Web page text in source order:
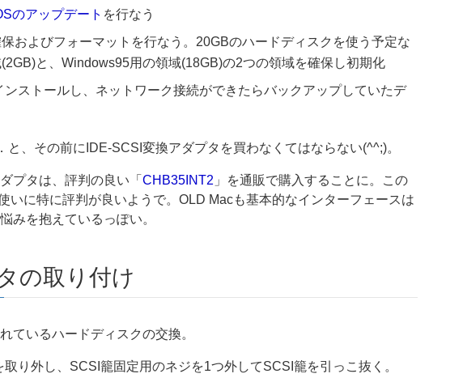
のアップデート を行なう
およびフォーマットを行なう。20GBのハードディスクを使う予定な
と、Windows95用の領域(18GB)の2つの領域を確保し初期化
ストールし、ネットワーク接続ができたらバックアップしていたデ
と、その前にIDE-SCSI変換アダプタを買わなくてはならない(^^;)。
プタは、評判の良い「 CHB35INT2 」を通販で購入することに。この
いに特に評判が良いようで。OLD Macも基本的なインターフェースは
みを抱えているっぽい。
の取り付け
ているハードディスクの交換。
り外し、SCSI籠固定用のネジを1つ外してSCSI籠を引っこ抜く。